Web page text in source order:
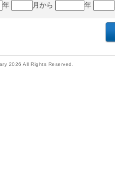
年
月から 年
2026 All Rights Reserved.